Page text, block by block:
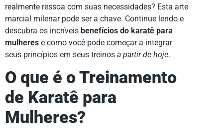
realmente ressoa com suas necessidades? Esta arte
marcial milenar pode ser a chave. Continue lendo e
descubra os incríveis benefícios do karatê para
mulheres e como você pode começar a integrar
seus princípios em seus treinos a partir de hoje.
O que é o Treinamento
de Karatê para
Mulheres?